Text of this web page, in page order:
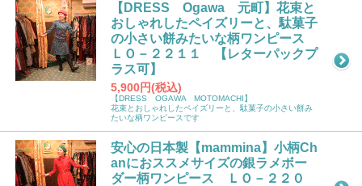
【DRESS Ogawa 元町】花束と
おしゃれしたペイズリーと、駄菓子
の小さい餅みたいな柄ワンピース
ＬＯ－２２１１ 【レターパックプ
ラス可】
5,900円(税込)
【DRESS OGAWA MOTOMACHI】
花束とおしゃれしたペイズリーと、駄菓子の小さい餅み
たいな柄ワンピースです
安心の日本製【mammina】小柄Ch
anにおススメサイズの銀ラメボー
ダー柄ワンピース ＬＯ－２２０